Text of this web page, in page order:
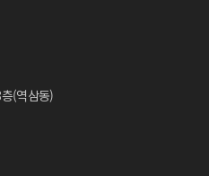
(역삼동)